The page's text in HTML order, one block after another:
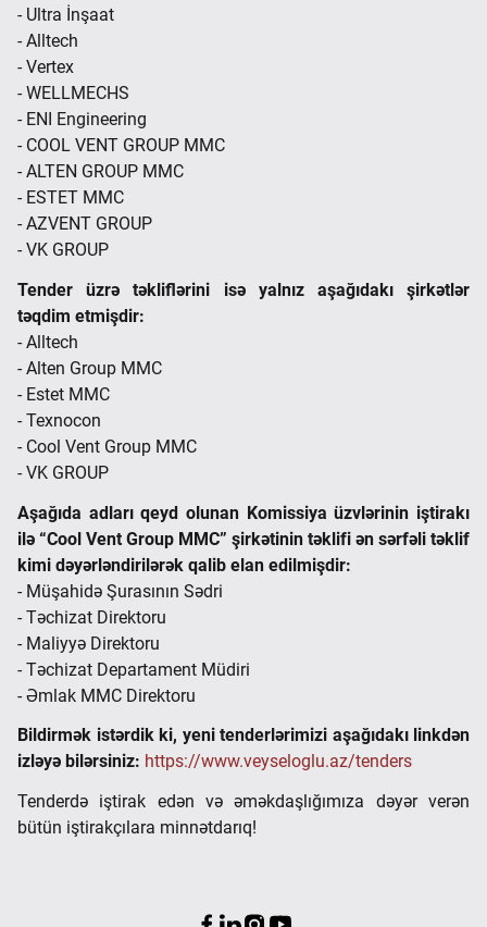
- Ultra İnşaat
- Alltech
- Vertex
- WELLMECHS
- ENI Engineering
- COOL VENT GROUP MMC
- ALTEN GROUP MMC
- ESTET MMC
- AZVENT GROUP
- VK GROUP
Tender üzrə təkliflərini isə yalnız aşağıdakı şirkətlər
təqdim etmişdir:
- Alltech
- Alten Group MMC
- Estet MMC
- Texnocon
- Cool Vent Group MMC
- VK GROUP
Aşağıda adları qeyd olunan Komissiya üzvlərinin iştirakı
ilə “Cool Vent Group MMC” şirkətinin təklifi ən sərfəli təklif
kimi dəyərləndirilərək qalib elan edilmişdir:
- Müşahidə Şurasının Sədri
- Təchizat Direktoru
- Maliyyə Direktoru
- Təchizat Departament Müdiri
- Əmlak MMC Direktoru
Bildirmək istərdik ki, yeni tenderlərimizi aşağıdakı linkdən
izləyə bilərsiniz: https://www.veyseloglu.az/tenders
Tenderdə iştirak edən və əməkdaşlığımıza dəyər verən
bütün iştirakçılara minnətdarıq!